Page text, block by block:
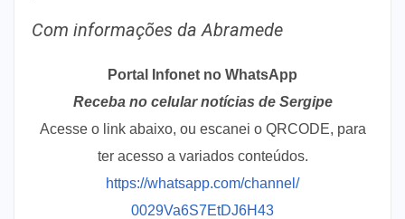
Com informações da Abramede
Portal Infonet no WhatsApp
Receba no celular notícias de Sergipe
Acesse o link abaixo, ou escanei o QRCODE, para
ter acesso a variados conteúdos.
https://whatsapp.com/channel/
0029Va6S7EtDJ6H43